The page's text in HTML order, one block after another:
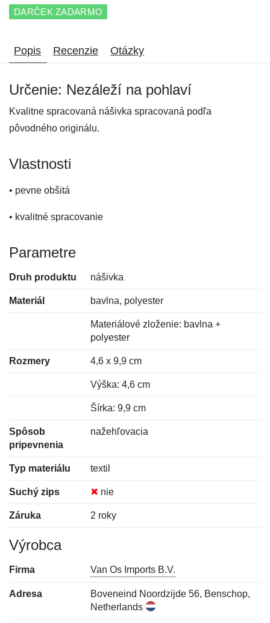
DARČEK ZADARMO
Popis Recenzie Otázky
Určenie: Nezáleží na pohlaví
Kvalitne spracovaná nášivka spracovaná podľa
pôvodného originálu.
Vlastnosti
• pevne obšitá
• kvalitné spracovanie
Parametre
Druh produktu nášivka
Materiál bavlna, polyester
Materiálové zloženie: bavlna +
polyester
Rozmery 4,6 x 9,9 cm
Výška: 4,6 cm
Šírka: 9,9 cm
Spôsob
pripevnenia
nažehľovacia
Typ materiálu textil
Suchý zips ✖ nie
Záruka 2 roky
Výrobca
Firma Van Os Imports B.V.
Adresa
Boveneind Noordzijde 56, Benschop,
Netherlands